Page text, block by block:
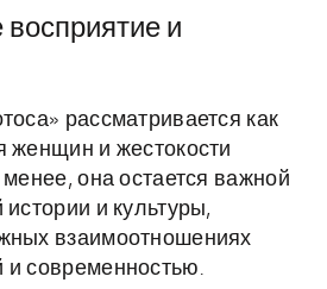
и
рассматривается как
женщин и жестокости
она остается важной
истории и культуры,
взаимоотношениях
и современностью.